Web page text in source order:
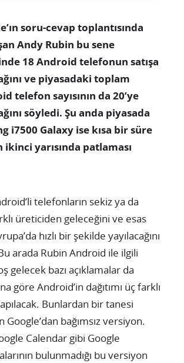
soru-cevap toplantısında
Andy Rubin bu sene
18 Android telefonun satışa
ve piyasadaki toplam
telefon sayısının da 20’ye
söyledi. Şu anda piyasada
i7500 Galaxy ise kısa bir süre
ikinci yarısında patlaması
telefonların sekiz ya da
üreticiden geleceğini ve esas
hızlı bir şekilde yayılacağını
arada Rubin Android ile ilgili
gelecek bazı açıklamalar da
göre Android’in dağıtımı üç farklı
Bunlardan bir tanesi
bağımsız versiyon.
Calendar gibi Google
bulunmadığı bu versiyon